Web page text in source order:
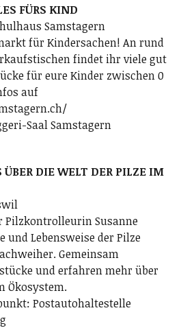
FÜRS KIND
Samstagern
für Kindersachen! An rund
findet ihr viele gut
für eure Kinder zwischen 0
auf
Saal Samstagern
ÜBER DIE WELT DER PILZE IM
Pilzkontrolleurin Susanne
und Lebensweise der Pilze
Gemeinsam
und erfahren mehr über
Ökosystem.
Postautohaltestelle